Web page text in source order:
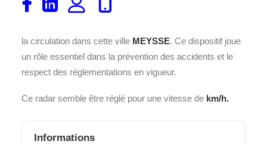
efficace de la vitesse des véhicules pour garantir la
la circulation dans cette ville MEYSSE. Ce dispositif joue
un rôle essentiel dans la prévention des accidents et le
respect des réglementations en vigueur.
Ce radar semble être réglé pour une vitesse de km/h.
Informations